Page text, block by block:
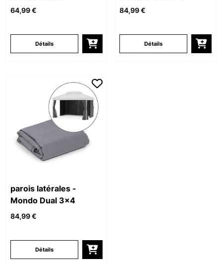
64,99 €
Détails
84,99 €
Détails
parois latérales -
Mondo Dual 3x4
84,99 €
Détails